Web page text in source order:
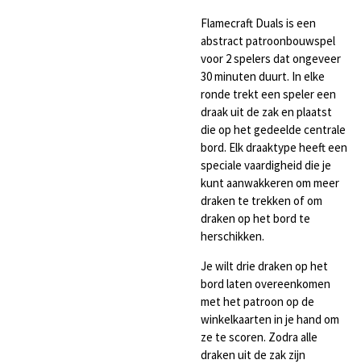
Flamecraft Duals is een
abstract patroonbouwspel
voor 2 spelers dat ongeveer
30 minuten duurt. In elke
ronde trekt een speler een
draak uit de zak en plaatst
die op het gedeelde centrale
bord. Elk draaktype heeft een
speciale vaardigheid die je
kunt aanwakkeren om meer
draken te trekken of om
draken op het bord te
herschikken.
Je wilt drie draken op het
bord laten overeenkomen
met het patroon op de
winkelkaarten in je hand om
ze te scoren. Zodra alle
draken uit de zak zijn